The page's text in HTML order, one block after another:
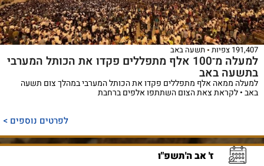
191,407 צפיות תשעה באב
למעלה מ־100 אלף מתפללים פקדו את הכותל המערבי
בתשעה באב
למעלה ממאה אלף מתפללים פקדו את הכותל המערבי במהלך צום תשעה
באב • לקראת צאת הצום השתתפו אלפים ברחבת
לפרטים נוספים >
ז' אב ה'תשפ"ו